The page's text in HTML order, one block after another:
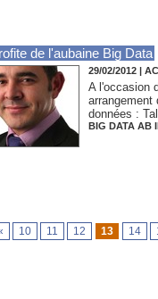
de l'aubaine Big Data
29/02/2012 |
A l'occasion
arrangement
données :
BIG DATA AB
10 11 12 13 14